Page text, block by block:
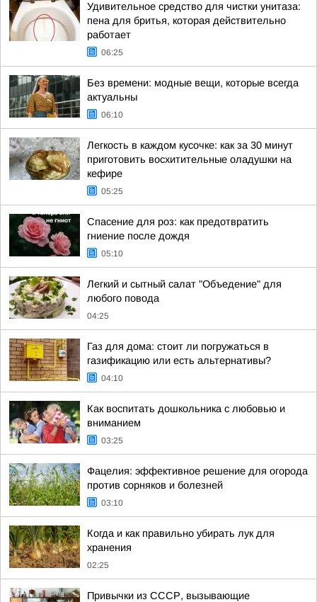
Удивительное средство для чистки унитаза:
пена для бритья, которая действительно
работает
06:25
Без времени: модные вещи, которые всегда
актуальны
06:10
Легкость в каждом кусочке: как за 30 минут
приготовить восхитительные оладушки на
кефире
05:25
Спасение для роз: как предотвратить
гниение после дождя
05:10
Легкий и сытный салат "Объедение" для
любого повода
04:25
Газ для дома: стоит ли погружаться в
газификацию или есть альтернативы?
04:10
Как воспитать дошкольника с любовью и
вниманием
03:25
Фацелия: эффективное решение для огорода
против сорняков и болезней
03:10
Когда и как правильно убирать лук для
хранения
02:25
Привычки из СССР, вызывающие